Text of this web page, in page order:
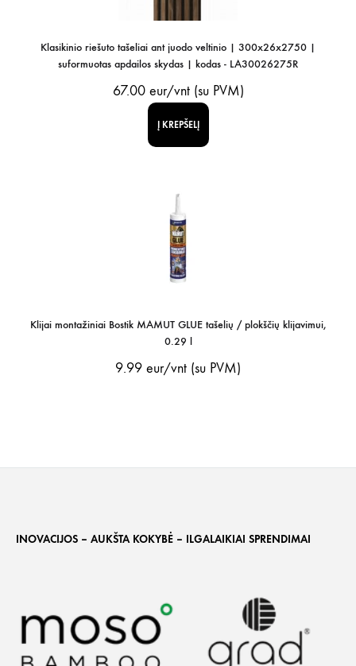
Klasikinio riešuto tašeliai ant juodo veltinio | 300x26x2750 |
suformuotas apdailos skydas | kodas - LA30026275R
67.00 eur/vnt (su PVM)
Į KREPŠELĮ
Klijai montažiniai Bostik MAMUT GLUE tašelių / plokščių klijavimui,
0.29 l
9.99 eur/vnt (su PVM)
INOVACIJOS – AUKŠTA KOKYBĖ – ILGALAIKIAI SPRENDIMAI